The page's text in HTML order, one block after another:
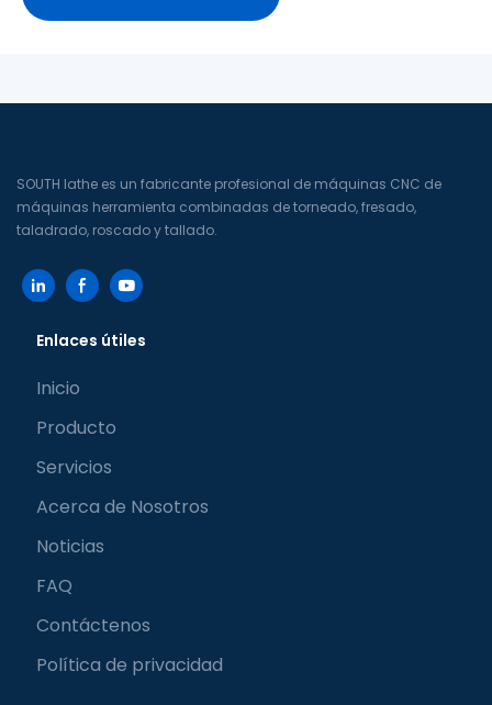
SOUTH lathe es un fabricante profesional de máquinas CNC de
máquinas herramienta combinadas de torneado, fresado,
taladrado, roscado y tallado.
Enlaces útiles
Inicio
Producto
Servicios
Acerca de Nosotros
Noticias
FAQ
Contáctenos
Política de privacidad